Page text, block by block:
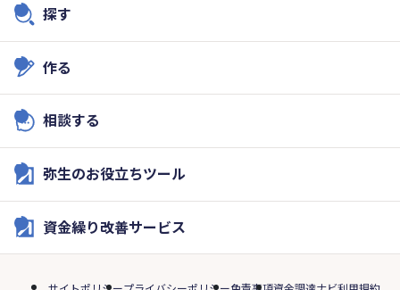
探す
作る
相談する
弥生のお役立ちツール
資金繰り改善サービス